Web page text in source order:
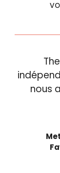
nous